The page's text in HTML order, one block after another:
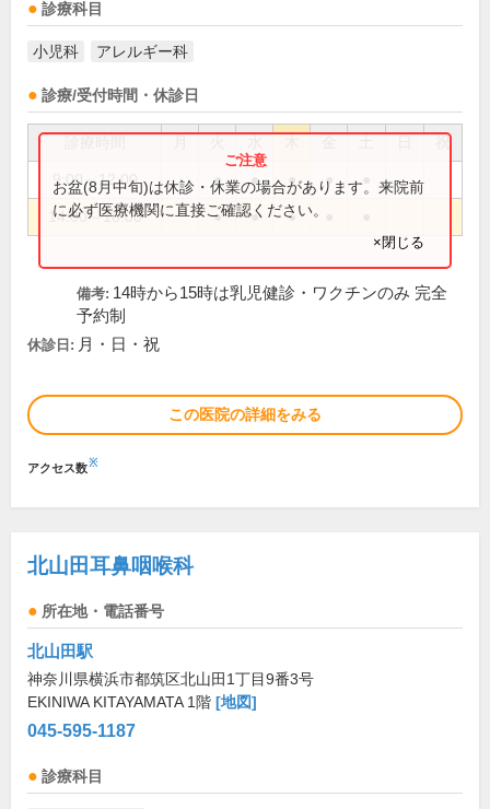
診療科目
小児科 アレルギー科
診療/受付時間・休診日
祝
9:00～12:00 ● ● ● ●
14:00～18:00 ● ● ●
お盆(8月中旬)は休診・休業の場合があります。来院前
に必ず医療機関に直接ご確認ください。
×閉じる
備考: 14時から15時は乳児健診・ワクチンのみ 完全
予約制
休診日: 月・日・祝
この医院の詳細をみる
アクセス数※
北山田耳鼻咽喉科
所在地・電話番号
北山田駅
神奈川県横浜市都筑区北山田1丁目9番3号
EKINIWA KITAYAMATA 1階 [地図]
045-595-1187
診療科目